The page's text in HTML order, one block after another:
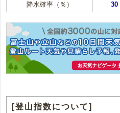
降水確率（％）
30
[登山指数について]